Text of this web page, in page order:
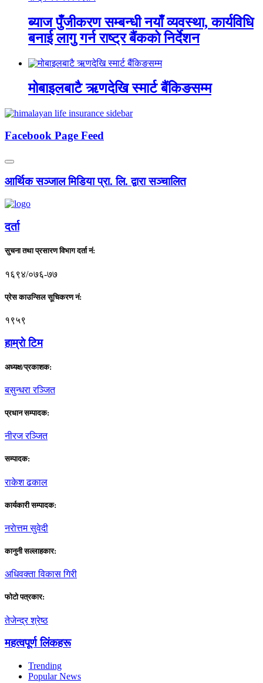
ब्याज पुँजीकरण सम्बन्धी नयाँ व्यवस्था, कार्यविधि
बनाई लागु गर्न राष्ट्र बैंकको निर्देशन
मोबाइलबाटै ऋणदेखि स्मार्ट बैंकिङसम्म
Facebook Page Feed
आर्थिक सञ्जाल मिडिया प्रा. लि. द्वारा सञ्चालित
दर्ता
सुचना तथा प्रसारण विभाग दर्ता नं:
१६९४/०७६-७७
प्रेस काउन्सिल सूचिकरण नं:
१९५९
हाम्राे टिम
अध्यक्ष/प्रकाशक:
बसुन्धरा रञ्जित
प्रधान सम्पादक:
नीरज रञ्जित
सम्पादक:
राकेश ढकाल
कार्यकारी सम्पादक:
नराेत्तम सुवेदी
कानुनी सल्लाहकार:
अधिवक्ता विकास गिरी
फाेटाे पत्रकार:
तेजेन्द्र श्रेष्ठ
महत्वपूर्ण लिंकहरू
Trending
Popular News